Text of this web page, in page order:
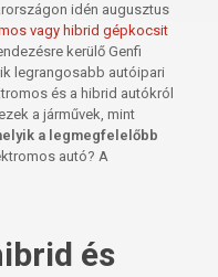
idén augusztus
vagy hibrid gépkocsit
kerülő Genfi
legrangosabb autóipari
és a hibrid autókról
a járművek, mint
a legmegfelelőbb
autó? A
és